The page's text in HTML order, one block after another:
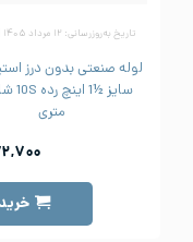
تاریخ به‌روزرسانی: ۱۲ مرداد ۱۴۰۵ | ۱۶:۳۵
متری
خرید